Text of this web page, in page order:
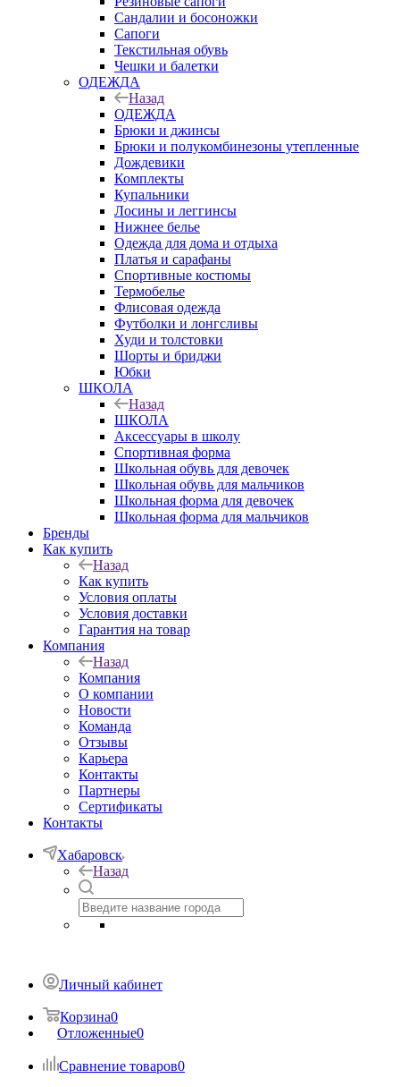
Сандалии и босоножки
Сапоги
Текстильная обувь
Чешки и балетки
ОДЕЖДА
Назад
ОДЕЖДА
Брюки и джинсы
Брюки и полукомбинезоны утепленные
Дождевики
Комплекты
Купальники
Лосины и леггинсы
Нижнее белье
Одежда для дома и отдыха
Платья и сарафаны
Спортивные костюмы
Термобелье
Флисовая одежда
Футболки и лонгсливы
Худи и толстовки
Шорты и бриджи
Юбки
ШКОЛА
Назад
ШКОЛА
Аксессуары в школу
Спортивная форма
Школьная обувь для девочек
Школьная обувь для мальчиков
Школьная форма для девочек
Школьная форма для мальчиков
Бренды
Как купить
Назад
Как купить
Условия оплаты
Условия доставки
Гарантия на товар
Компания
Назад
Компания
О компании
Новости
Команда
Отзывы
Карьера
Контакты
Партнеры
Сертификаты
Контакты
Хабаровск
Назад
Личный кабинет
Корзина0
Отложенные0
Сравнение товаров0